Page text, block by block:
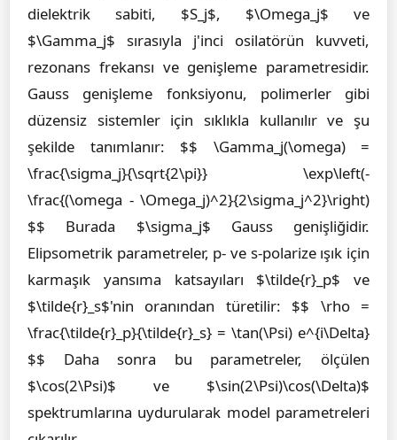
dielektrik sabiti, $S_j$, $\Omega_j$ ve
$\Gamma_j$ sırasıyla j'inci osilatörün kuvveti,
rezonans frekansı ve genişleme parametresidir.
Gauss genişleme fonksiyonu, polimerler gibi
düzensiz sistemler için sıklıkla kullanılır ve şu
şekilde tanımlanır: $$ \Gamma_j(\omega) =
\frac{\sigma_j}{\sqrt{2\pi}} \exp\left(-
\frac{(\omega - \Omega_j)^2}{2\sigma_j^2}\right)
$$ Burada $\sigma_j$ Gauss genişliğidir.
Elipsometrik parametreler, p- ve s-polarize ışık için
karmaşık yansıma katsayıları $\tilde{r}_p$ ve
$\tilde{r}_s$'nin oranından türetilir: $$ \rho =
\frac{\tilde{r}_p}{\tilde{r}_s} = \tan(\Psi) e^{i\Delta}
$$ Daha sonra bu parametreler, ölçülen
$\cos(2\Psi)$ ve $\sin(2\Psi)\cos(\Delta)$
spektrumlarına uydurularak model parametreleri